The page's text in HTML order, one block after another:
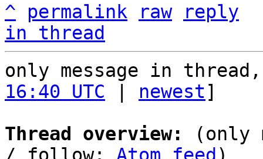
^
permalink raw
reply
in thread
only message in
16:40 UTC
newest]
Thread overview:
(only